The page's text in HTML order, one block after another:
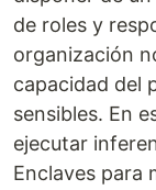
de roles y
organización
capacidad del
sensibles. En
ejecutar
Enclaves para